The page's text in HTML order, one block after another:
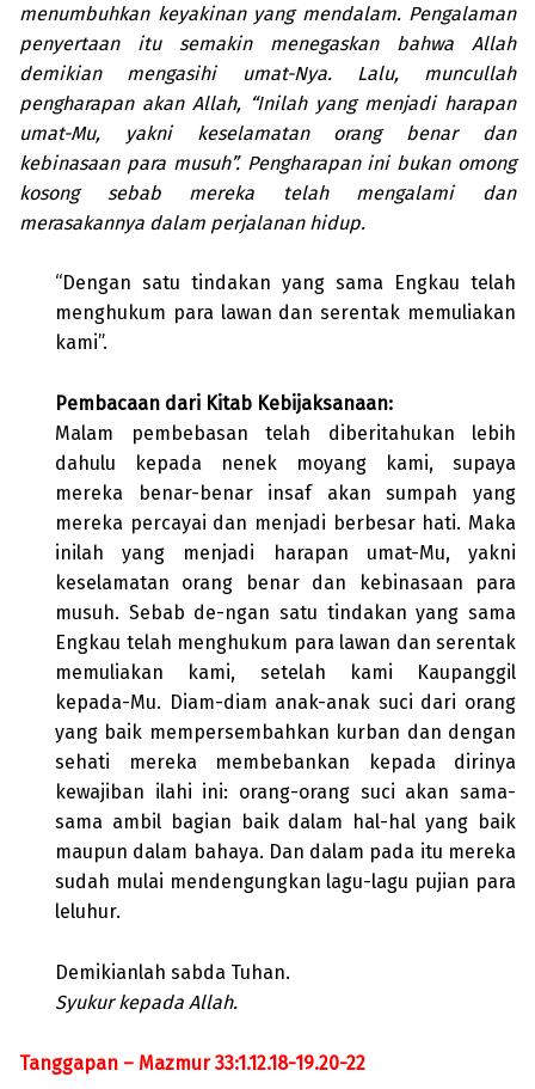
menumbuhkan keyakinan yang mendalam. Pengalaman
penyertaan itu semakin menegaskan bahwa Allah
demikian mengasihi umat-Nya. Lalu, muncullah
pengharapan akan Allah, “Inilah yang menjadi harapan
umat-Mu, yakni keselamatan orang benar dan
kebinasaan para musuh”. Pengharapan ini bukan omong
kosong sebab mereka telah mengalami dan
merasakannya dalam perjalanan hidup.
“Dengan satu tindakan yang sama Engkau telah
menghukum para lawan dan serentak memuliakan
kami”.
Pembacaan dari Kitab Kebijaksanaan:
Malam pembebasan telah diberitahukan lebih
dahulu kepada nenek moyang kami, supaya
mereka benar-benar insaf akan sumpah yang
mereka percayai dan menjadi berbesar hati. Maka
inilah yang menjadi harapan umat-Mu, yakni
keselamatan orang benar dan kebinasaan para
musuh. Sebab de-ngan satu tindakan yang sama
Engkau telah menghukum para lawan dan serentak
memuliakan kami, setelah kami Kaupanggil
kepada-Mu. Diam-diam anak-anak suci dari orang
yang baik mempersembahkan kurban dan dengan
sehati mereka membebankan kepada dirinya
kewajiban ilahi ini: orang-orang suci akan sama-
sama ambil bagian baik dalam hal-hal yang baik
maupun dalam bahaya. Dan dalam pada itu mereka
sudah mulai mendengungkan lagu-lagu pujian para
leluhur.
Demikianlah sabda Tuhan.
Syukur kepada Allah.
Tanggapan – Mazmur 33:1.12.18-19.20-22